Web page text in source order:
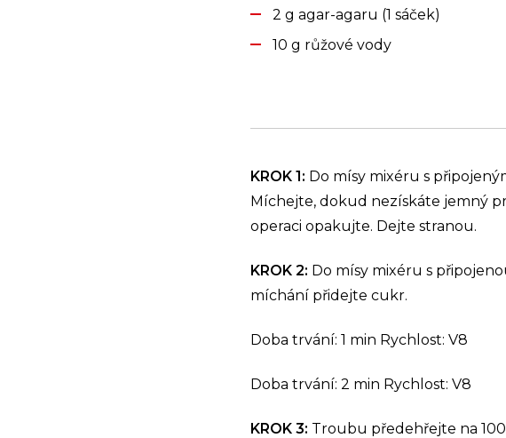
2 g agar-agaru (1 sáček)
10 g růžové vody
KROK 1: Do mísy mixéru s
Míchejte, dokud nezískáte jemný
operaci opakujte. Dejte stranou.
KROK 2: Do mísy mixéru s
míchání přidejte cukr.
Doba trvání: 1 min Rychlost: V8
Doba trvání: 2 min Rychlost: V8
KROK 3: Troubu předehřejte na